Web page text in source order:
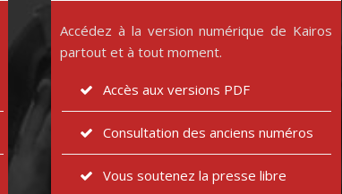
Accédez à la version numérique de Kairos
partout et à tout moment.
Accès aux versions PDF
Consultation des anciens numéros
Vous soutenez la presse libre